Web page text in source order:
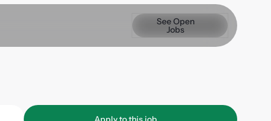
See Open Jobs
See Open
Jobs
Apply to this job